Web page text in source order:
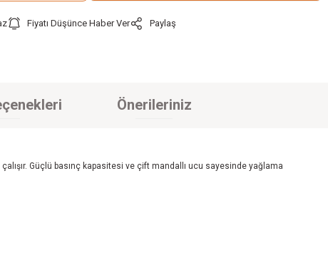
Fiyatı Düşünce Haber Ver Paylaş
Önerileriniz
Güçlü basınç kapasitesi ve çift mandallı ucu sayesinde yağlama